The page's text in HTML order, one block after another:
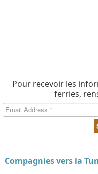
Pour recevoir les
ferries,
Compagnies vers la